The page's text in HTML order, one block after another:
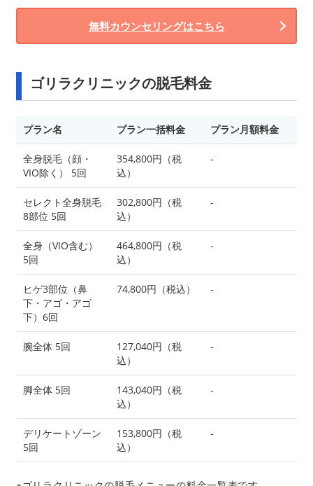
無料カウンセリングはこちら
ゴリラクリニックの脱毛料金
プラン名 プラン一括料金 プラン月額料金
全身脱毛（顔・
VIO除く） 5回
354,800円（税
込）
-
セレクト全身脱毛
8部位 5回
302,800円（税
込）
-
全身（VIO含む）
5回
464,800円（税
込）
-
ヒゲ3部位（鼻
下・アゴ・アゴ
下）6回
74,800円（税込） -
腕全体 5回
127,040円（税
込）
-
脚全体 5回
143,040円（税
込）
-
デリケートゾーン
5回
153,800円（税
込）
-